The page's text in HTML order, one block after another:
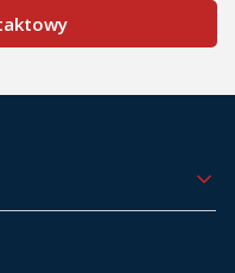
Zobacz szczegóły